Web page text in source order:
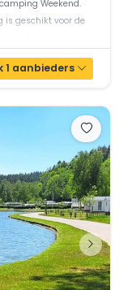
Weekend.
is geschikt voor de
1 aanbieders